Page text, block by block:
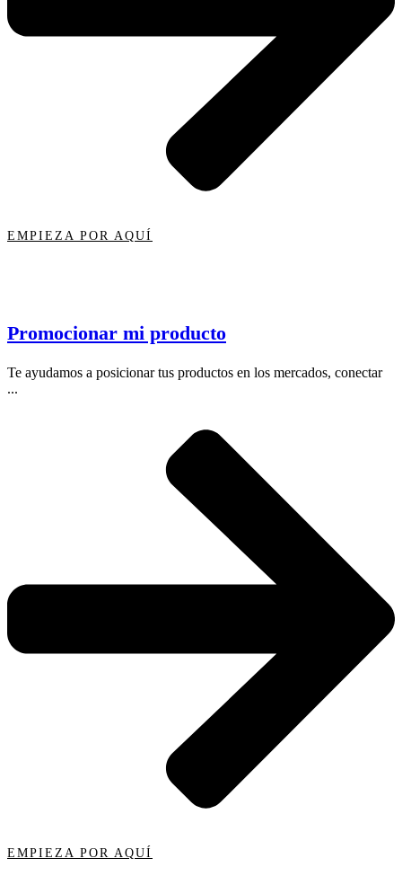
EMPIEZA POR AQUÍ
Promocionar mi producto
Te ayudamos a posicionar tus productos en los mercados, conectar
...
EMPIEZA POR AQUÍ